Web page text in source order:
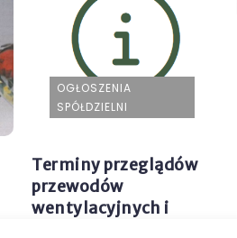
OGŁOSZENIA
SPÓŁDZIELNI
Terminy przeglądów
przewodów
wentylacyjnych i